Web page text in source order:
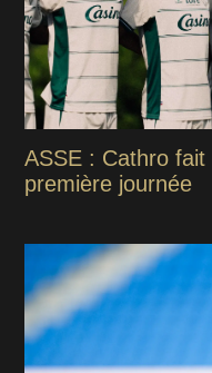
ASSE : Cathro
première journée